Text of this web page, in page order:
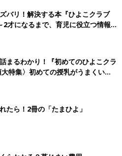
バリ！解決する本『ひよこクラブ
才になるまで、育児に役立つ情報が
まるわかり！『初めてのひよこクラ
特集〉初めての授乳がうまくい
ルクの基本と夏のトラブル 解決テ
たら！2冊の「たまひよ」